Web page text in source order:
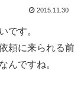
2015.11.30
です。
頼に来られる前
んですね。